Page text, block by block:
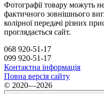
Фотографії товару можуть
фактичного зовнішнього
колірної передачі різних
проглядається сайт.
068 920-51-17
099 920-51-17
Контактна інформація
Повна версія сайту
© 2020—2026